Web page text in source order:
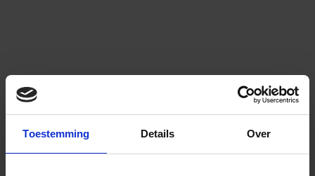
Toestemming Details Over